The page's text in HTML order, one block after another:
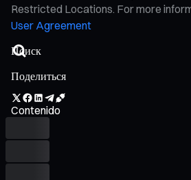
Restricted Locations. For more
User Agreement
Поделиться
Contenido